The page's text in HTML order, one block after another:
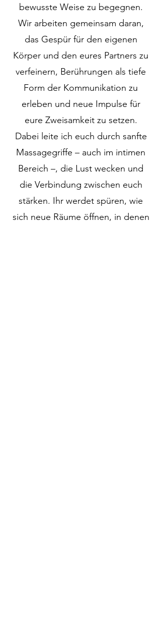
bewusste Weise zu begegnen.
Wir arbeiten gemeinsam daran,
das Gespür für den eigenen
Körper und den eures Partners zu
verfeinern, Berührungen als tiefe
Form der Kommunikation zu
erleben und neue Impulse für
eure Zweisamkeit zu setzen.
Dabei leite ich euch durch sanfte
Massagegriffe – auch im intimen
Bereich –, die Lust wecken und
die Verbindung zwischen euch
stärken. Ihr werdet spüren, wie
sich neue Räume öffnen, in denen